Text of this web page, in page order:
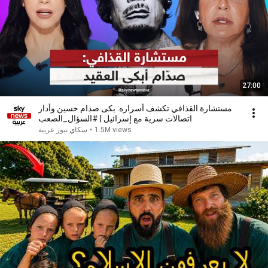
27:00
مستشارة القذافي تكشف أسراره: بكى صدام حسين وأدار
اتصالات سرية مع إسرائيل | #السؤال_الصعب
سكاي نيوز عربية • 1.5M views